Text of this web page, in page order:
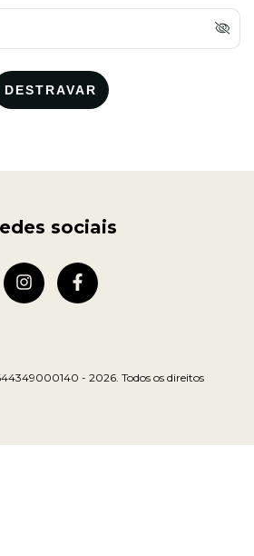
DESTRAVAR
sociais
- 2026. Todos os direitos